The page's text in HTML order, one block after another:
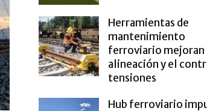
Herramientas de
mantenimiento
ferroviario mejoran
alineación y el
tensiones
Hub ferroviario